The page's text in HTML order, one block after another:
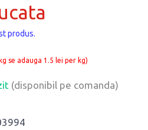
/bucata
produs.
se adauga 1.5 lei per kg)
(disponibil pe comanda)